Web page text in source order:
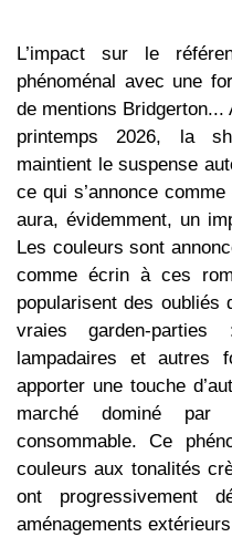
L’impact sur le
phénoménal avec une
de mentions
printemps 2026, la
maintient le suspense
ce qui s’annonce
aura, évidemment, un
Les couleurs sont
comme écrin à ces
popularisent des oubliés
vraies garden-
lampadaires et autres
apporter une touche
marché dominé
consommable. Ce
couleurs aux tonalités
ont progressivement
aménagements